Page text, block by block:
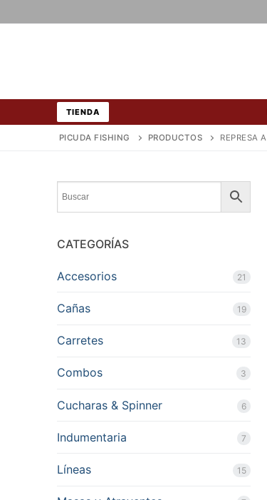
al
TIENDA
PICUDA FISHING PRODUCTOS REPRESA
CATEGORÍAS
Accesorios 21
Cañas 19
Carretes 13
Combos 3
Cucharas & Spinner 6
Indumentaria 7
Líneas 15